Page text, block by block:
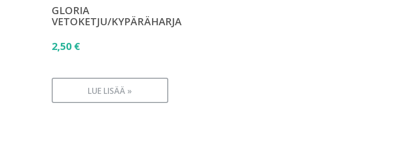
GLORIA
VETOKETJU/KYPÄRÄHARJA
2,50 €
LUE LISÄÄ »